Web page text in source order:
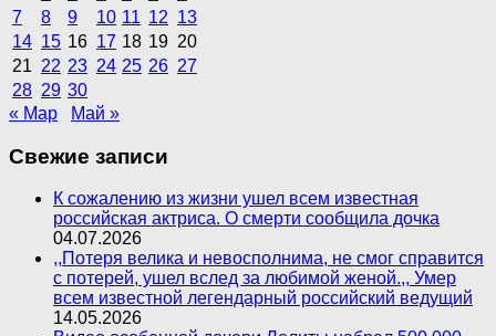
7
8 9 10 11 12 13
14 15 16 17 18 19 20
21 22 23 24 25 26 27
28 29 30
« Мар
Май »
Свежие записи
К сожалению из жизни ушел всем известная
российская актриса. О смерти сообщила дочка
04.07.2026
,,Потеря велика и невосполнима, не смог справится
с потерей, ушел вслед за любимой женой.,, Умер
всем известной легендарный российский ведущий
14.05.2026